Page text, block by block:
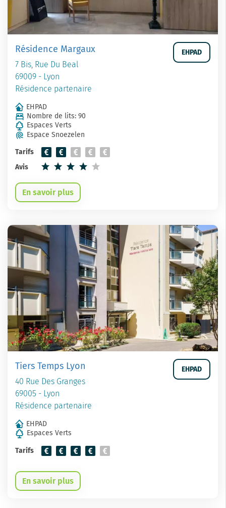
Résidence Margaux
7 Bis, Rue Du Beal
69009 - Lyon
Résidence partenaire
EHPAD
EHPAD
Nombre de lits: 90
Espaces Verts
Espace Snoezelen
Tarifs
Avis
En savoir plus
Tiers Temps Lyon
40 Rue Des Granges
69005 - Lyon
Résidence partenaire
EHPAD
EHPAD
Espaces Verts
Tarifs
En savoir plus